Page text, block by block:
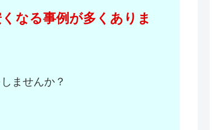
なる事例が多くありま
ませんか？